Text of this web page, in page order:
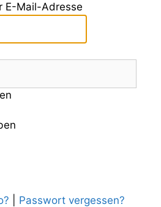
E-Mail-Adresse
Passwort vergessen?